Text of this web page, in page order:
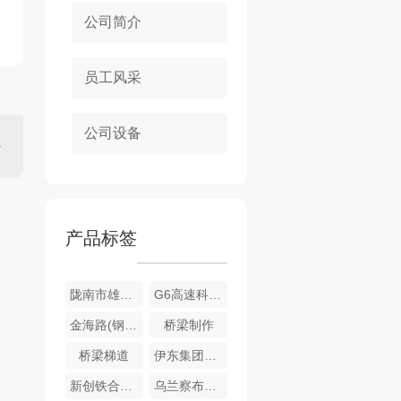
公司简介
员工风采
公司设备
产品标签
陇南市雄伟万利新材料有限公司循环生态新材料项目 G6高速科尔沁互通立交钢箱梁桥项目
金海路(钢箱梁)改造提升项目 桥梁制作
桥梁梯道 伊东集团东兴化工电石炉框架
新创铁合金442000KVA电炉主厂房 乌兰察布旭峰特种合金有限公司矿热炉主厂房